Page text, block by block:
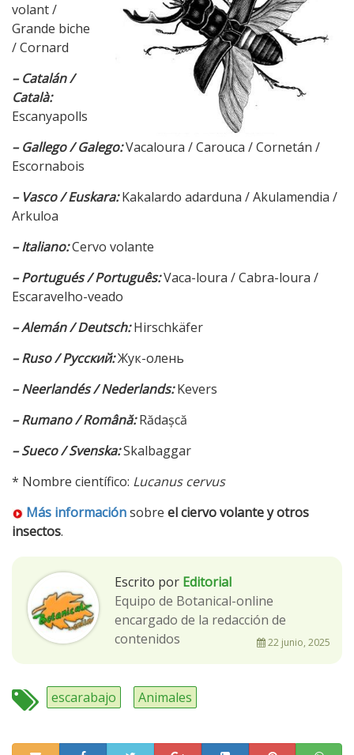
volant /
Grande biche
/ Cornard
– Catalán /
Català:
Escanyapolls
– Gallego / Galego:Vacaloura / Carouca / Cornetán /
Escornabois
– Vasco / Euskara:Kakalardo adarduna / Akulamendia /
Arkuloa
– Italiano:Cervo volante
– Portugués / Português:Vaca-loura / Cabra-loura /
Escaravelho-veado
– Alemán / Deutsch:Hirschkäfer
– Ruso / Русский:Жук-олень
– Neerlandés / Nederlands:Kevers
– Rumano / Română:Rădașcă
– Sueco / Svenska:Skalbaggar
* Nombre científico: Lucanus cervus
Más informaciónsobre el ciervo volante y otros
insectos.
Escrito por Editorial
Equipo de Botanical-online
encargado de la redacción de
contenidos
22 junio, 2025
escarabajo Animales